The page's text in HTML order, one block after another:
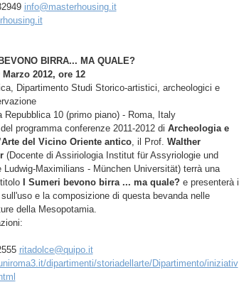
info@masterhousing.it
BIRRA... MA QUALE?
2012, ore 12
Dipartimento Studi Storico-artistici, archeologici e
Repubblica 10 (primo piano) - Roma, Italy
programma conferenze 2011-2012 di Archeologia e
del Vicino Oriente antico, il Prof. Walther
(Docente di Assiriologia Institut für Assyriologie und
Ludwig-Maximilians - München Universität) terrà una
I Sumeri bevono birra ... ma quale?e presenterà i
e la composizione di questa bevanda nelle
della Mesopotamia.
ritadolce@quipo.it
dipartimenti/storiadellarte/Dipartimento/iniziativ